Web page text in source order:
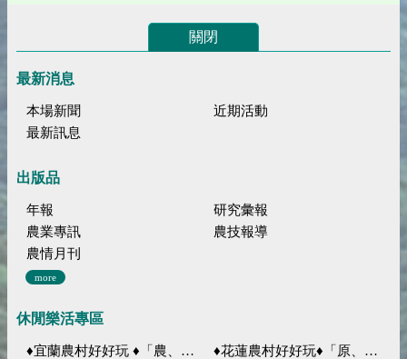
關閉
最新消息
本場新聞
近期活動
最新訊息
出版品
年報
研究彙報
農業專訊
農技報導
農情月刊
more
休閒樂活專區
♦宜蘭農村好好玩 ♦「農、藝、山、水」四條遊程推薦 ♦花蓮農村好好玩♦「原、生、慢、活」四條遊程推薦